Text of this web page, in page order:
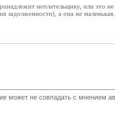
неплательщику, или это
задолженности), а она не
может не совпадать с мнением